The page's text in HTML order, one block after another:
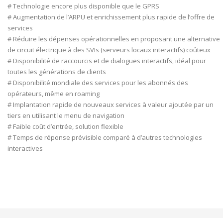
# Technologie encore plus disponible que le GPRS
# Augmentation de l’ARPU et enrichissement plus rapide de l’offre de
services
# Réduire les dépenses opérationnelles en proposant une alternative
de circuit électrique à des SVIs (serveurs locaux interactifs) coûteux
# Disponibilité de raccourcis et de dialogues interactifs, idéal pour
toutes les générations de clients
# Disponibilité mondiale des services pour les abonnés des
opérateurs, même en roaming
# Implantation rapide de nouveaux services à valeur ajoutée par un
tiers en utilisant le menu de navigation
# Faible coût d’entrée, solution flexible
# Temps de réponse prévisible comparé à d’autres technologies
interactives